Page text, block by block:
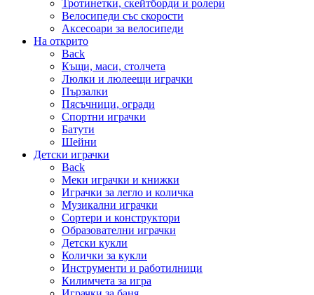
Тротинетки, скейтборди и ролери
Велосипеди със скорости
Аксесоари за велосипеди
На открито
Back
Къщи, маси, столчета
Люлки и люлеещи играчки
Пързалки
Пясъчници, огради
Спортни играчки
Батути
Шейни
Детски играчки
Back
Меки играчки и книжки
Играчки за легло и количка
Музикални играчки
Сортери и конструктори
Образователни играчки
Детски кукли
Колички за кукли
Инструменти и работилници
Килимчета за игра